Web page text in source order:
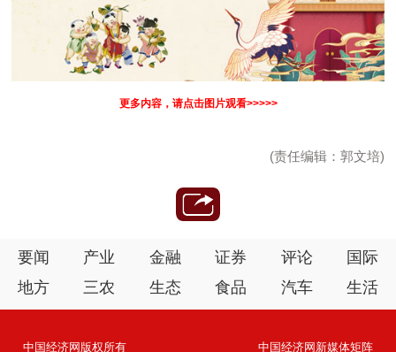
更多内容，请点击图片观看>>>>>
(责任编辑：郭文培)
要闻 产业 金融 证券 评论
国际
地方
三农 生态 食品 汽车 生活
中国经济网版权所有 中国经济网新媒体矩阵